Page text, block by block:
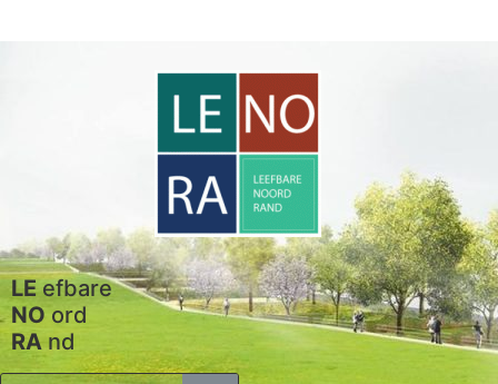
LEefbare
NOord
RAnd